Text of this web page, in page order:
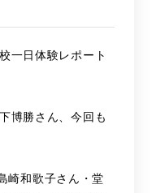
一日体験レポート
博勝さん、今回も
崎和歌子さん・堂